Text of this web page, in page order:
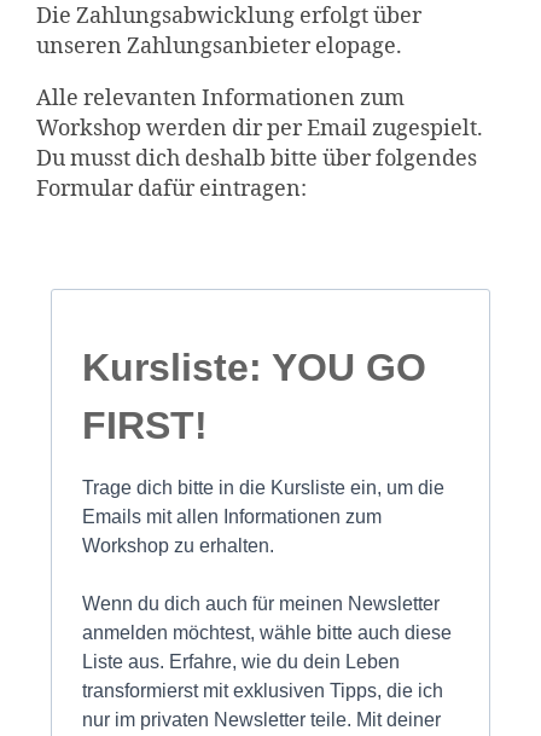
Die Zahlungsabwicklung erfolgt über
unseren Zahlungsanbieter elopage.
Alle relevanten Informationen zum
Workshop werden dir per Email zugespielt.
Du musst dich deshalb bitte über folgendes
Formular dafür eintragen:
Kursliste: YOU GO
FIRST!
Trage dich bitte in die Kursliste ein, um die
Emails mit allen Informationen zum
Workshop zu erhalten.
Wenn du dich auch für meinen Newsletter
anmelden möchtest, wähle bitte auch diese
Liste aus. Erfahre, wie du dein Leben
transformierst mit exklusiven Tipps, die ich
nur im privaten Newsletter teile. Mit deiner